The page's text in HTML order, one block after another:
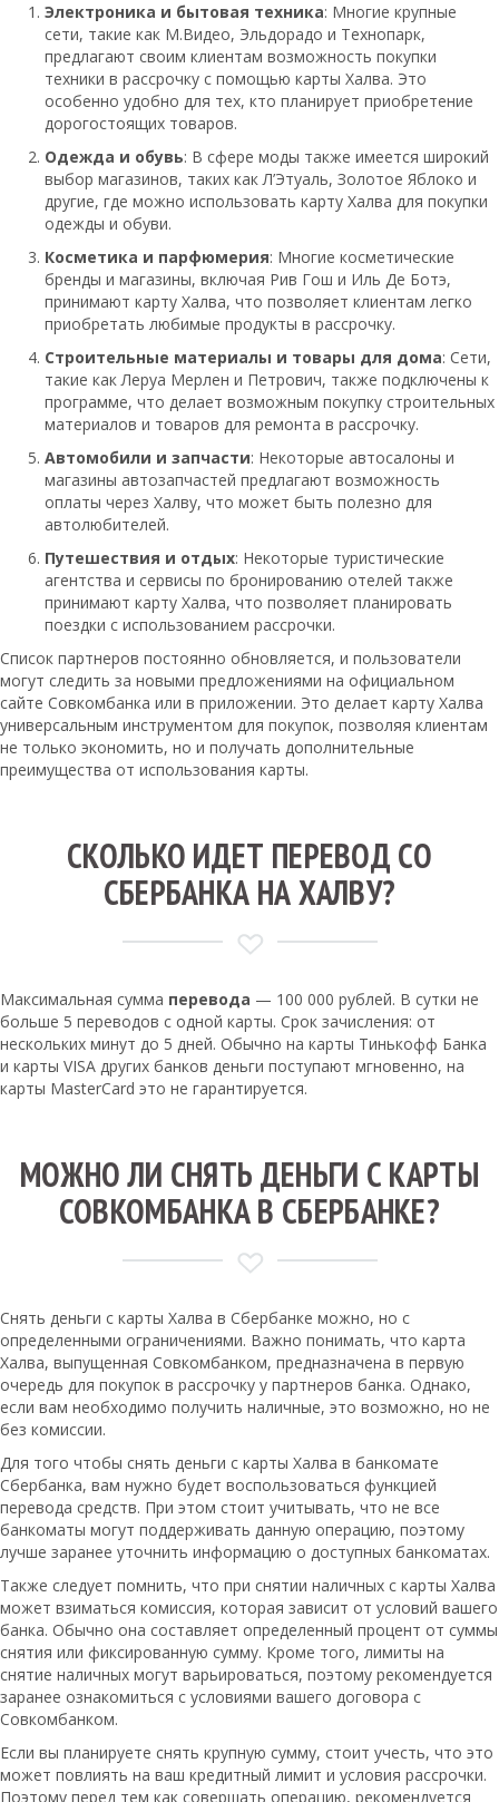
Электроника и бытовая техника: Многие крупные
сети, такие как М.Видео, Эльдорадо и Технопарк,
предлагают своим клиентам возможность покупки
техники в рассрочку с помощью карты Халва. Это
особенно удобно для тех, кто планирует приобретение
дорогостоящих товаров.
Одежда и обувь: В сфере моды также имеется широкий
выбор магазинов, таких как Л’Этуаль, Золотое Яблоко и
другие, где можно использовать карту Халва для покупки
одежды и обуви.
Косметика и парфюмерия: Многие косметические
бренды и магазины, включая Рив Гош и Иль Де Ботэ,
принимают карту Халва, что позволяет клиентам легко
приобретать любимые продукты в рассрочку.
Строительные материалы и товары для дома: Сети,
такие как Леруа Мерлен и Петрович, также подключены к
программе, что делает возможным покупку строительных
материалов и товаров для ремонта в рассрочку.
Автомобили и запчасти: Некоторые автосалоны и
магазины автозапчастей предлагают возможность
оплаты через Халву, что может быть полезно для
автолюбителей.
Путешествия и отдых: Некоторые туристические
агентства и сервисы по бронированию отелей также
принимают карту Халва, что позволяет планировать
поездки с использованием рассрочки.
Список партнеров постоянно обновляется, и пользователи
могут следить за новыми предложениями на официальном
сайте Совкомбанка или в приложении. Это делает карту Халва
универсальным инструментом для покупок, позволяя клиентам
не только экономить, но и получать дополнительные
преимущества от использования карты.
СКОЛЬКО ИДЕТ ПЕРЕВОД СО
СБЕРБАНКА НА ХАЛВУ?
Максимальная сумма перевода — 100 000 рублей. В сутки не
больше 5 переводов с одной карты. Срок зачисления: от
нескольких минут до 5 дней. Обычно на карты Тинькофф Банка
и карты VISA других банков деньги поступают мгновенно, на
карты MasterCard это не гарантируется.
МОЖНО ЛИ СНЯТЬ ДЕНЬГИ С КАРТЫ
СОВКОМБАНКА В СБЕРБАНКЕ?
Снять деньги с карты Халва в Сбербанке можно, но с
определенными ограничениями. Важно понимать, что карта
Халва, выпущенная Совкомбанком, предназначена в первую
очередь для покупок в рассрочку у партнеров банка. Однако,
если вам необходимо получить наличные, это возможно, но не
без комиссии.
Для того чтобы снять деньги с карты Халва в банкомате
Сбербанка, вам нужно будет воспользоваться функцией
перевода средств. При этом стоит учитывать, что не все
банкоматы могут поддерживать данную операцию, поэтому
лучше заранее уточнить информацию о доступных банкоматах.
Также следует помнить, что при снятии наличных с карты Халва
может взиматься комиссия, которая зависит от условий вашего
банка. Обычно она составляет определенный процент от суммы
снятия или фиксированную сумму. Кроме того, лимиты на
снятие наличных могут варьироваться, поэтому рекомендуется
заранее ознакомиться с условиями вашего договора с
Совкомбанком.
Если вы планируете снять крупную сумму, стоит учесть, что это
может повлиять на ваш кредитный лимит и условия рассрочки.
Поэтому перед тем как совершать операцию, рекомендуется